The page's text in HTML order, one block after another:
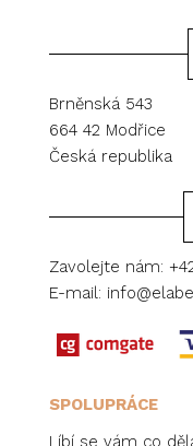
Brněnská 543
664 42 Modřice
Česká republika
Zavolejte nám:
E-mail:
SPOLUPRÁCE
Líbí se vám co